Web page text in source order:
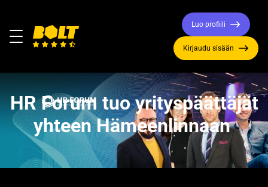
Valikko
etusivulle
Luo profiili
Kirjaudu sisään
HR Forum tuo yrityspäättäjät
yhteen Hämeenlinnaan